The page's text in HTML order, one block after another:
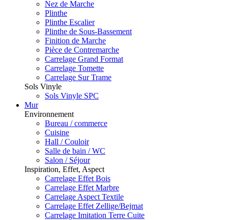
Nez de Marche
Plinthe
Plinthe Escalier
Plinthe de Sous-Bassement
Finition de Marche
Pièce de Contremarche
Carrelage Grand Format
Carrelage Tomette
Carrelage Sur Trame
Sols Vinyle
Sols Vinyle SPC
Mur
Environnement
Bureau / commerce
Cuisine
Hall / Couloir
Salle de bain / WC
Salon / Séjour
Inspiration, Effet, Aspect
Carrelage Effet Bois
Carrelage Effet Marbre
Carrelage Aspect Textile
Carrelage Effet Zellige/Bejmat
Carrelage Imitation Terre Cuite